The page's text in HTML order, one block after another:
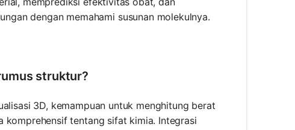
dengan memahami susunan molekulnya.
struktur?
3D, kemampuan untuk menghitung berat
komprehensif tentang sifat kimia. Integrasi